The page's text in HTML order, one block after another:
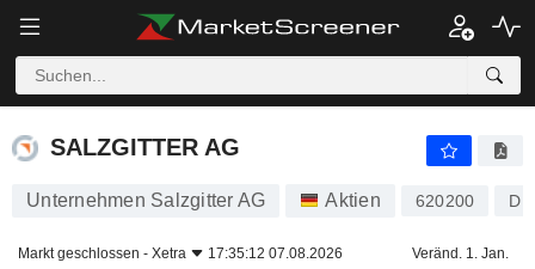
SALZGITTER AG
SALZGITTER AG
Unternehmen Salzgitter AG Aktien 620200
Markt geschlossen - Xetra 17:35:12 07.08.2026 Veränd. 1. Jan.